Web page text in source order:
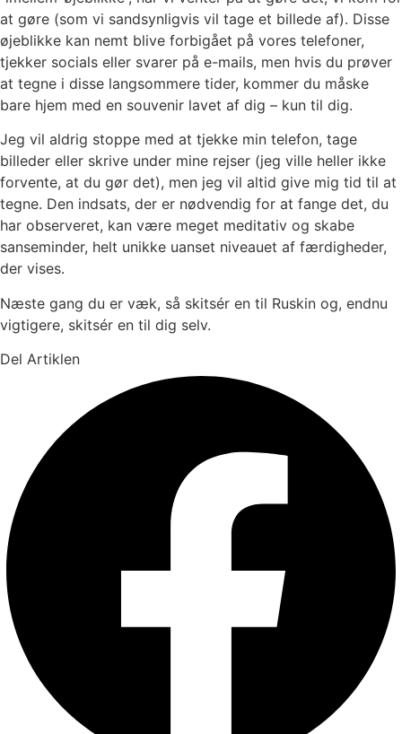
at gøre (som vi sandsynligvis vil tage et billede af). Disse
øjeblikke kan nemt blive forbigået på vores telefoner,
tjekker socials eller svarer på e-mails, men hvis du prøver
at tegne i disse langsommere tider, kommer du måske
bare hjem med en souvenir lavet af dig – kun til dig.
Jeg vil aldrig stoppe med at tjekke min telefon, tage
billeder eller skrive under mine rejser (jeg ville heller ikke
forvente, at du gør det), men jeg vil altid give mig tid til at
tegne. Den indsats, der er nødvendig for at fange det, du
har observeret, kan være meget meditativ og skabe
sanseminder, helt unikke uanset niveauet af færdigheder,
der vises.
Næste gang du er væk, så skitsér en til Ruskin og, endnu
vigtigere, skitsér en til dig selv.
Del Artiklen